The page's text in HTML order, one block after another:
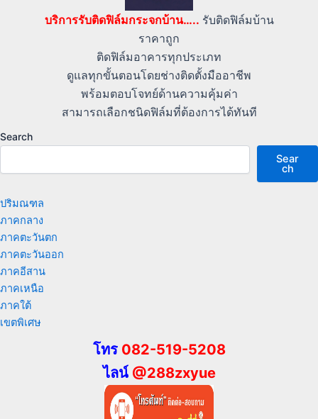
บริการรับติดฟิล์มกระจกบ้าน….. รับติดฟิล์มบ้าน
ราคาถูก
ติดฟิล์มอาคารทุกประเภท
ดูแลทุกขั้นตอนโดยช่างติดตั้งมืออาชีพ
พร้อมตอบโจทย์ด้านความคุ้มค่า
สามารถเลือกชนิดฟิล์มที่ต้องการได้ทันที
Search
Sear
ch
ปริมณฑล
ภาคกลาง
ภาคตะวันตก
ภาคตะวันออก
ภาคอีสาน
ภาคเหนือ
ภาคใต้
เขตพิเศษ
โทร 082-519-5208
ไลน์ @288zxyue